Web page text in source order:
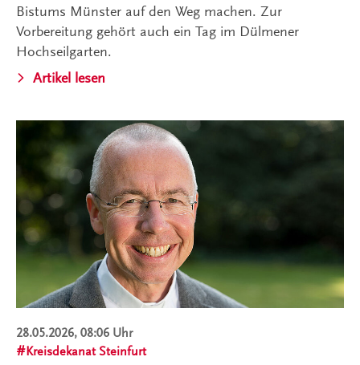
Bistums Münster auf den Weg machen. Zur
Vorbereitung gehört auch ein Tag im Dülmener
Hochseilgarten.
Artikel lesen
28.05.2026, 08:06 Uhr
Kreisdekanat Steinfurt